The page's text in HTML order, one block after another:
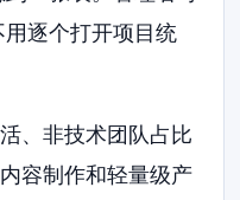
逐个打开项目统
、非技术团队占比
容制作和轻量级产